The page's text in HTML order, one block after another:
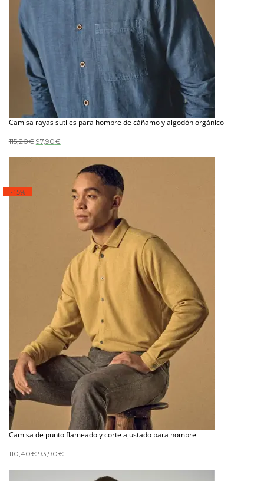
Camisa rayas sutiles para hombre de cáñamo y algodón orgánico
115,20€ El
original
97,90€El
actual
97,90€.
-15%
Camisa de punto flameado y corte ajustado para hombre
110,40€ El
original
93,90€El
actual